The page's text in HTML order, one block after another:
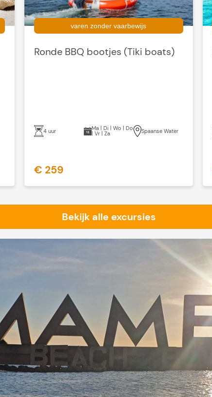
varen zonder vaarbewijs
Ronde BBQ bootjes (Tiki boats)
4 uur Ma | Di | Wo | Do
| Vr | Za Spaanse Water
€ 259
Bekijk alle excursies